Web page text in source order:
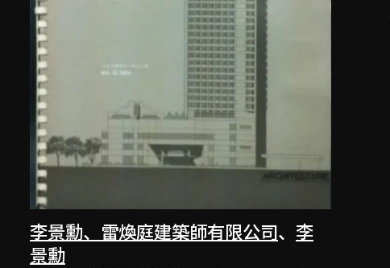
李景勳、雷煥庭建築師有限公司、 李
景勳